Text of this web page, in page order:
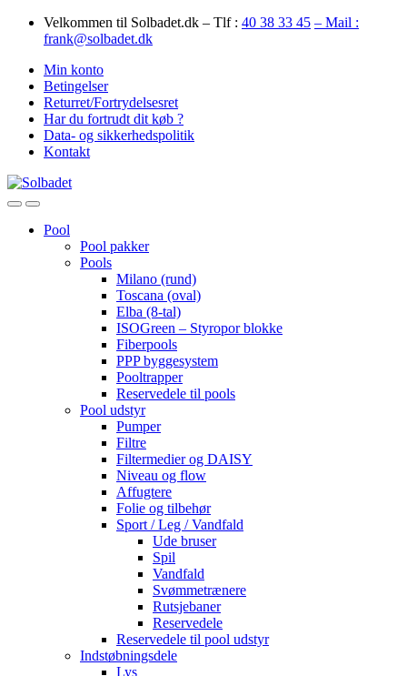
Skip
Skip
Velkommen til Solbadet.dk – Tlf : 40 38 33 45 – Mail :
frank@solbadet.dk
Min konto
Betingelser
Returret/Fortrydelsesret
Har du fortrudt dit køb ?
Data- og sikkerhedspolitik
Kontakt
OpenClose
Pool
Pool pakker
Pools
Milano (rund)
Toscana (oval)
Elba (8-tal)
ISOGreen – Styropor blokke
Fiberpools
PPP byggesystem
Pooltrapper
Reservedele til pools
Pool udstyr
Pumper
Filtre
Filtermedier og DAISY
Niveau og flow
Affugtere
Folie og tilbehør
Sport / Leg / Vandfald
Ude bruser
Spil
Vandfald
Svømmetrænere
Rutsjebaner
Reservedele
Reservedele til pool udstyr
Indstøbningsdele
Lys